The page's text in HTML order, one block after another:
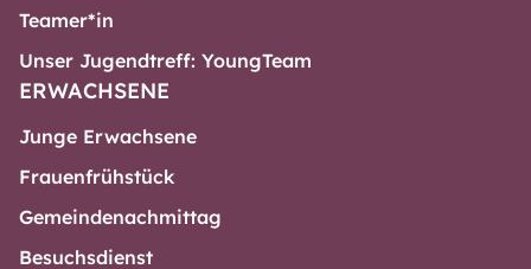
Teamer*in
Unser Jugendtreff: YoungTeam
ERWACHSENE
Junge Erwachsene
Frauenfrühstück
Gemeindenachmittag
Besuchsdienst